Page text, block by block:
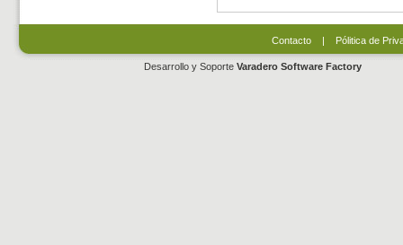
Contacto| Pólitica de
Desarrollo y Soporte Varadero Software Factory